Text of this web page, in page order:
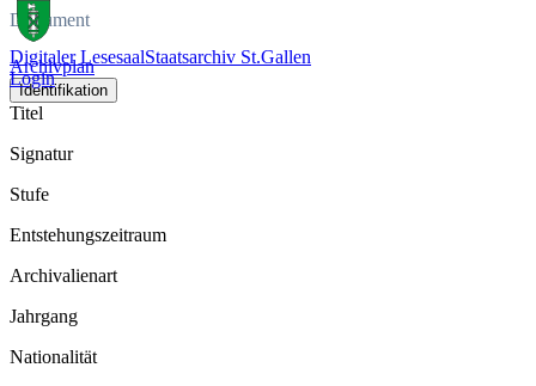
Digitaler LesesaalStaatsarchiv St.Gallen
Login
Dokument
Archivplan
Identifikation
Titel
Signatur
Stufe
Entstehungszeitraum
Archivalienart
Jahrgang
Nationalität